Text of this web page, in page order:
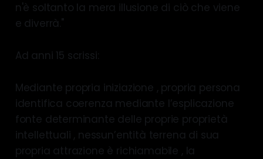
n'è soltanto la mera illusione di ciò che viene
e diverrà."
Ad anni 15 scrissi:
Mediante propria iniziazione , propria persona
identifica coerenza mediante l’esplicazione
fonte determinante delle proprie proprietà
intellettuali , nessun’entità terrena di sua
propria attrazione è richiamabile , la